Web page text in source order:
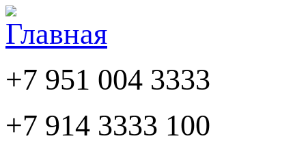
+7 951 004 3333
+7 914 3333 100